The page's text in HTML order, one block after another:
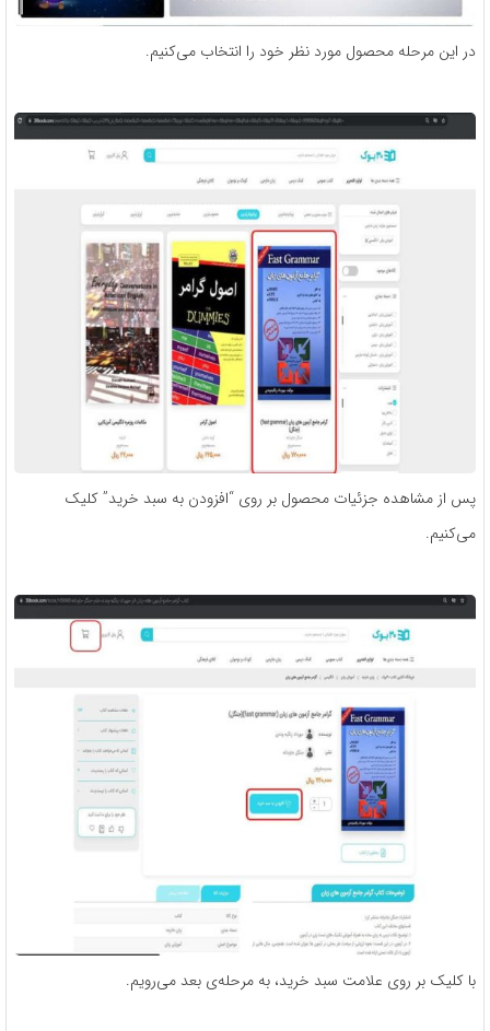
در این مرحله محصول مورد نظر خود را انتخاب می‌کنیم.
پس از مشاهده جزئیات محصول بر روی “افزودن به سبد خرید” کلیک
می‌کنیم.
با کلیک بر روی علامت سبد خرید، به مرحله‌ی بعد می‌رویم.